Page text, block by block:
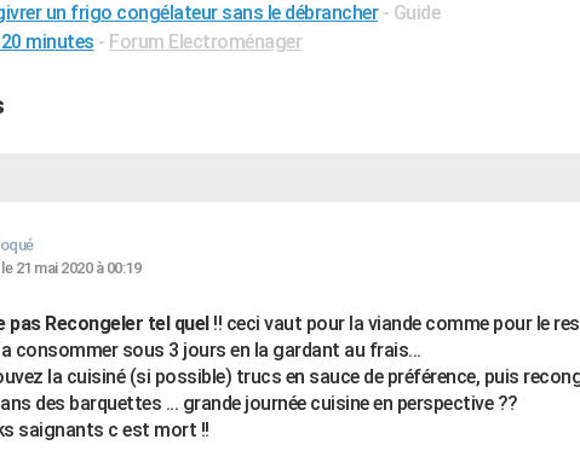
un frigo congélateur sans le débrancher - Guide
minutes - Forum Electroménager
21 mai 2020 à 00:19
pas Recongeler tel quel!! ceci vaut pour la viande comme pour le
consommer sous 3 jours en la gardant au frais...
la cuisiné (si possible) trucs en sauce de préférence, puis
des barquettes ... grande journée cuisine en perspective ??
saignants c est mort !!